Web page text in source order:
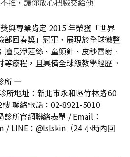
推，讓你放心把臉交給他
與專業肯定 2015 年榮獲「世界
部回春獎」冠軍，展現於全球微整
長洢蓮絲、童顏針、皮秒雷射、
等療程，且具備全球級教學經歷。
所 —
所地址：新北市永和區竹林路 60
聯絡電話：02‑8921‑5010
診所官網聯絡表單 / Email：
/ LINE：@lslskin（24 小時內回